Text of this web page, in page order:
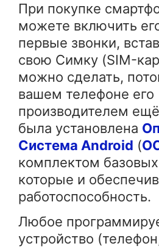
При покупке
можете включить
первые звонки,
свою Симку (SIM-
можно сделать,
вашем телефоне его
производителем
была установлена
Система Android (
комплектом
которые и
работоспособность.
Любое
устройство